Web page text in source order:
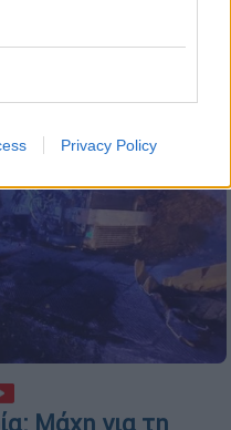
Privacy Policy
Μάχη για τη